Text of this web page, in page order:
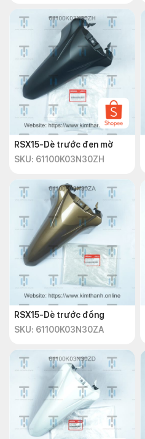
RSX15-Dè trước đen mờ
SKU: 61100K03N30ZH
RSX15-Dè trước đồng
SKU: 61100K03N30ZA